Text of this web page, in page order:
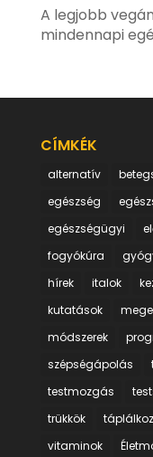
A legjobb
mindennapi
CÍMKÉK
alternatív
egészség
egészségügyi
fogyókúra
hírek
italok
kutatások
módszerek
szépségápolás
testmozgás
trükkök
vitaminok